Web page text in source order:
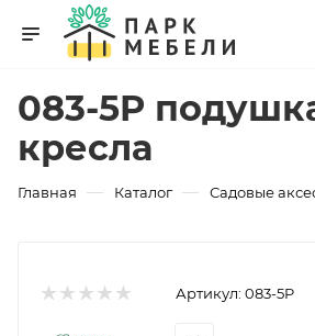
083-5P
кресла
Главная — Каталог — Садовые
Артикул: 083-5P